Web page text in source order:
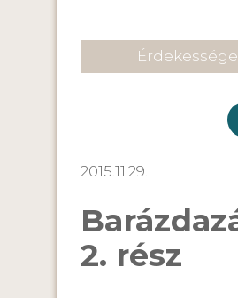
2015.11.29.
2. rész